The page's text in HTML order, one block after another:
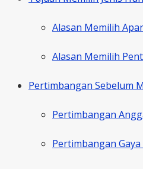
Alasan Memilih
Alasan Memilih
Pertimbangan Sebelum
Pertimbangan
Pertimbangan